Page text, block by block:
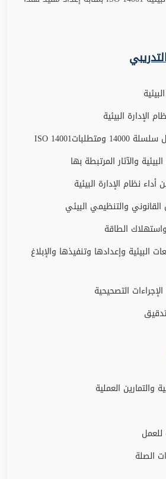
الإدارة البيئية
ومتطلبات
ISO 14001
والآثار المرتبطة بها
نظام الإدارة البيئية
القانوني والتنظيمي البيئي
الطاقة
البيئية وإعدادها وتنفيذها والإبلاغ
التصحيحية
والتمارين العملية
للعمل
الصلة